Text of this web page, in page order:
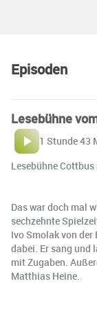
Episoden
Lesebühne
1 Stunde 43
Lesebühne
Das war doch mal
sechzehnte
Ivo Smolak von der
dabei. Er sang und
mit Zugaben.
Matthias Heine.